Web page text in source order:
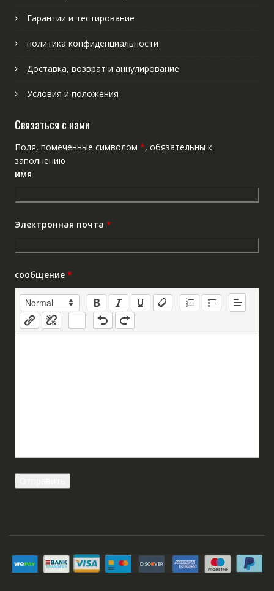
Гарантии и тестирование
политика конфиденциальности
Доставка, возврат и аннулирование
Условия и положения
Связаться с нами
Поля, помеченные символом *, обязательны к
заполнению
имя
Электронная почта *
сообщение *